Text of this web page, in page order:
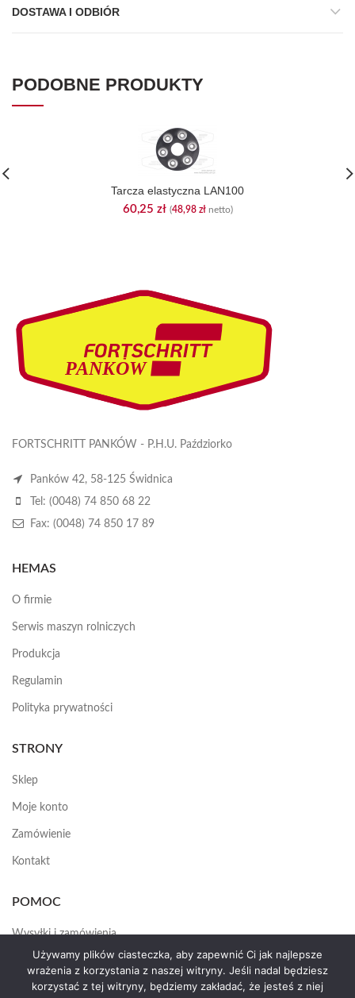
DOSTAWA I ODBIÓR
PODOBNE PRODUKTY
Tarcza elastyczna LAN100
60,25 zł (48,98 złnetto)
FORTSCHRITT PANKÓW - P.H.U. Paździorko
Panków 42, 58-125 Świdnica
Tel: (0048) 74 850 68 22
Fax: (0048) 74 850 17 89
HEMAS
O firmie
Serwis maszyn rolniczych
Produkcja
Regulamin
Polityka prywatności
STRONY
Sklep
Moje konto
Zamówienie
Kontakt
POMOC
Wysyłki i zamówienia
Jak założyć konto
Używamy plików ciasteczka, aby zapewnić Ci jak najlepsze
wrażenia z korzystania z naszej witryny. Jeśli nadal będziesz
korzystać z tej witryny, będziemy zakładać, że jesteś z niej